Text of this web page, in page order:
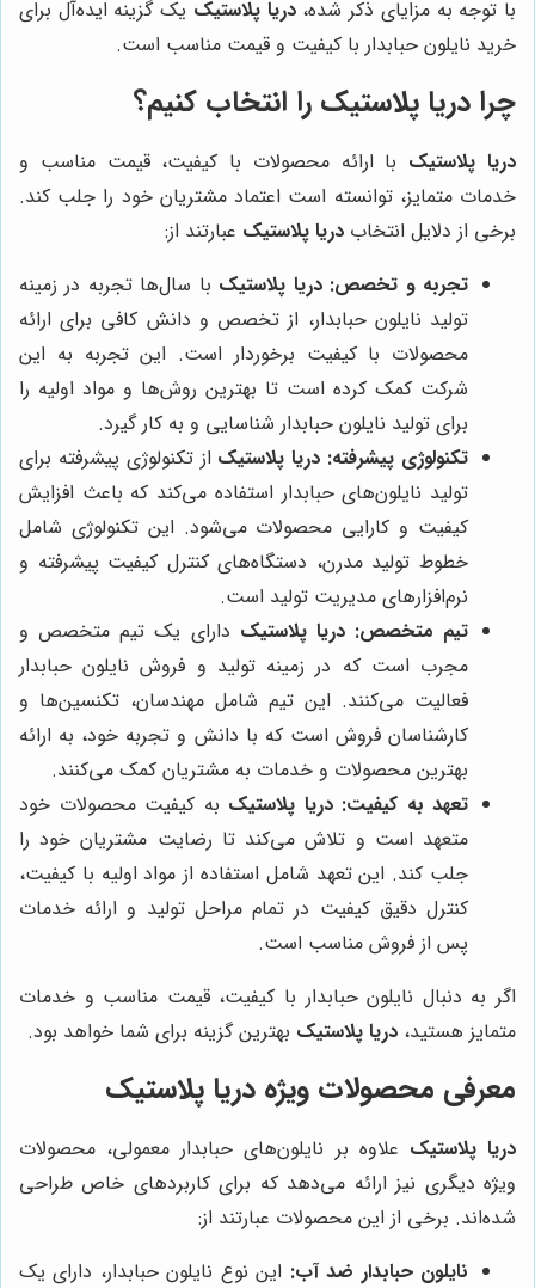
با توجه به مزایای ذکر شده،دریا پلاستیک یک گزینه ایده‌آل برای
خرید نایلون حبابدار با کیفیت و قیمت مناسب است.
چرا دریا پلاستیک را انتخاب کنیم؟
دریا پلاستیک با ارائه محصولات با کیفیت، قیمت مناسب و
خدمات متمایز، توانسته است اعتماد مشتریان خود را جلب کند.
برخی از دلایل انتخاب دریا پلاستیک عبارتند از:
تجربه و تخصص: دریا پلاستیک با سال‌ها تجربه در زمینه
تولید نایلون حبابدار، از تخصص و دانش کافی برای ارائه
محصولات با کیفیت برخوردار است. این تجربه به این
شرکت کمک کرده است تا بهترین روش‌ها و مواد اولیه را
برای تولید نایلون حبابدار شناسایی و به کار گیرد.
تکنولوژی پیشرفته: دریا پلاستیک از تکنولوژی پیشرفته برای
تولید نایلون‌های حبابدار استفاده می‌کند که باعث افزایش
کیفیت و کارایی محصولات می‌شود. این تکنولوژی شامل
خطوط تولید مدرن، دستگاه‌های کنترل کیفیت پیشرفته و
نرم‌افزارهای مدیریت تولید است.
تیم متخصص: دریا پلاستیک دارای یک تیم متخصص و
مجرب است که در زمینه تولید و فروش نایلون حبابدار
فعالیت می‌کنند. این تیم شامل مهندسان، تکنسین‌ها و
کارشناسان فروش است که با دانش و تجربه خود، به ارائه
بهترین محصولات و خدمات به مشتریان کمک می‌کنند.
تعهد به کیفیت: دریا پلاستیک به کیفیت محصولات خود
متعهد است و تلاش می‌کند تا رضایت مشتریان خود را
جلب کند. این تعهد شامل استفاده از مواد اولیه با کیفیت،
کنترل دقیق کیفیت در تمام مراحل تولید و ارائه خدمات
پس از فروش مناسب است.
اگر به دنبال نایلون حبابدار با کیفیت، قیمت مناسب و خدمات
متمایز هستید، دریا پلاستیک بهترین گزینه برای شما خواهد بود.
معرفی محصولات ویژه دریا پلاستیک
دریا پلاستیک علاوه بر نایلون‌های حبابدار معمولی، محصولات
ویژه دیگری نیز ارائه می‌دهد که برای کاربردهای خاص طراحی
شده‌اند. برخی از این محصولات عبارتند از:
نایلون حبابدار ضد آب: این نوع نایلون حبابدار، دارای یک